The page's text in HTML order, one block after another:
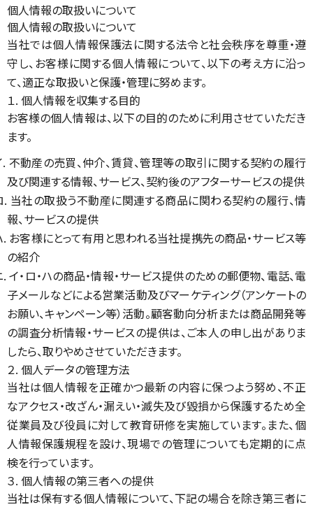
個人情報の取扱いについて
個人情報の取扱いについて
当社では個人情報保護法に関する法令と社会秩序を尊重・遵
守し、お客様に関する個人情報について、以下の考え方に沿っ
て、適正な取扱いと保護・管理に努めます。
１. 個人情報を収集する目的
お客様の個人情報は、以下の目的のために利用させていただき
ます。
. 不動産の売買、仲介、賃貸、管理等の取引に関する契約の履行
及び関連する情報、サービス、契約後のアフターサービスの提供
. 当社の取扱う不動産に関連する商品に関わる契約の履行、情
報、サービスの提供
. お客様にとって有用と思われる当社提携先の商品・サービス等
の紹介
. イ・ロ・ハの商品・情報・サービス提供のための郵便物、電話、電
子メールなどによる営業活動及びマーケティング（アンケートの
お願い、キャンペーン等）活動。顧客動向分析または商品開発等
の調査分析情報・サービスの提供は、ご本人の申し出がありま
したら、取りやめさせていただきます。
２. 個人データの管理方法
当社は個人情報を正確かつ最新の内容に保つよう努め、不正
なアクセス・改ざん・漏えい・滅失及び毀損から保護するため全
従業員及び役員に対して教育研修を実施しています。また、個
人情報保護規程を設け、現場での管理についても定期的に点
検を行っています。
３. 個人情報の第三者への提供
当社は保有する個人情報について、下記の場合を除き第三者に